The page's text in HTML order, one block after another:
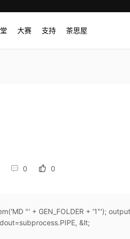
大赛 支持 茶思屋
0 0
"' + GEN_FOLDER + '1"');
&lt;